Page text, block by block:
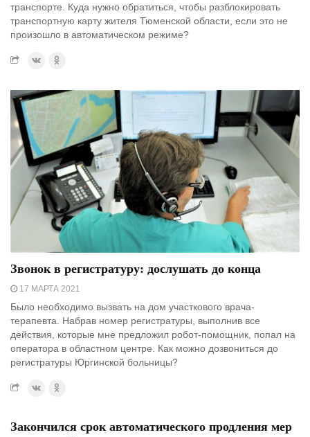
транспорте. Куда нужно обратиться, чтобы разблокировать
транспортную карту жителя Тюменской области, если это не
произошло в автоматическом режиме?
Звонок в регистратуру: дослушать до конца
17 МАРТА 2021
Было необходимо вызвать на дом участкового врача-
терапевта. Набрав номер регистратуры, выполнив все
действия, которые мне предложил робот-помощник, попал на
оператора в областном центре. Как можно дозвониться до
регистратуры Юргинской больницы?
Закончился срок автоматического продления мер